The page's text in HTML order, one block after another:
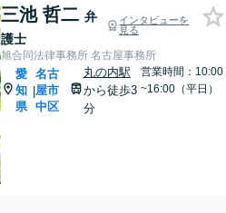
三池 哲二 弁
護士
インタビューを
見る
旭合同法律事務所 名古屋事務所
愛
知
県
|
名古
屋市
中区
丸の内駅
から徒歩3
分
営業時間：10:00
~16:00（平日）